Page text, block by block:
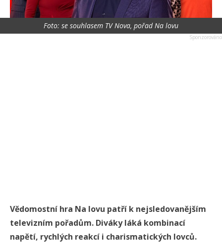
Foto: se souhlasem TV Nova, pořad Na lovu
Vědomostní hra Na lovu patří k nejsledovanějším
televizním pořadům. Diváky láká kombinací
napětí, rychlých reakcí i charismatických lovců.